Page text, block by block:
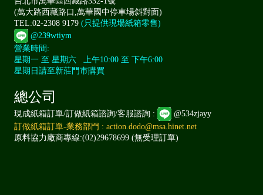
(萬大路西藏路口,萬華國中停車場斜對面)
TEL:02-2308 9179 (只提供現場紙箱零售)
@239wtiym
營業時間:
星期一 至 星期六 上午10:00 至 下午6:00
星期日請至新莊門市購買
總公司
現成紙箱訂單/訂做紙箱諮詢/客服諮詢 :
@534zjayy
訂做紙箱訂單-業務部門 : action.dodo@msa.hinet.net
原料協力廠商專線:(02)29678699 (無受理訂單)